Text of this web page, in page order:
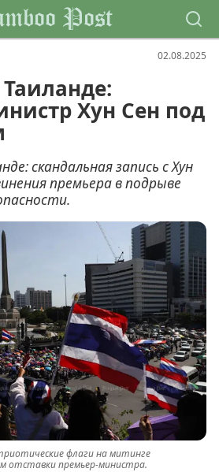
Post
02.08.2025
Хун Сен под
скандальная запись с Хун
премьера в подрыве
флаги на митинге
отставки премьер-министра.